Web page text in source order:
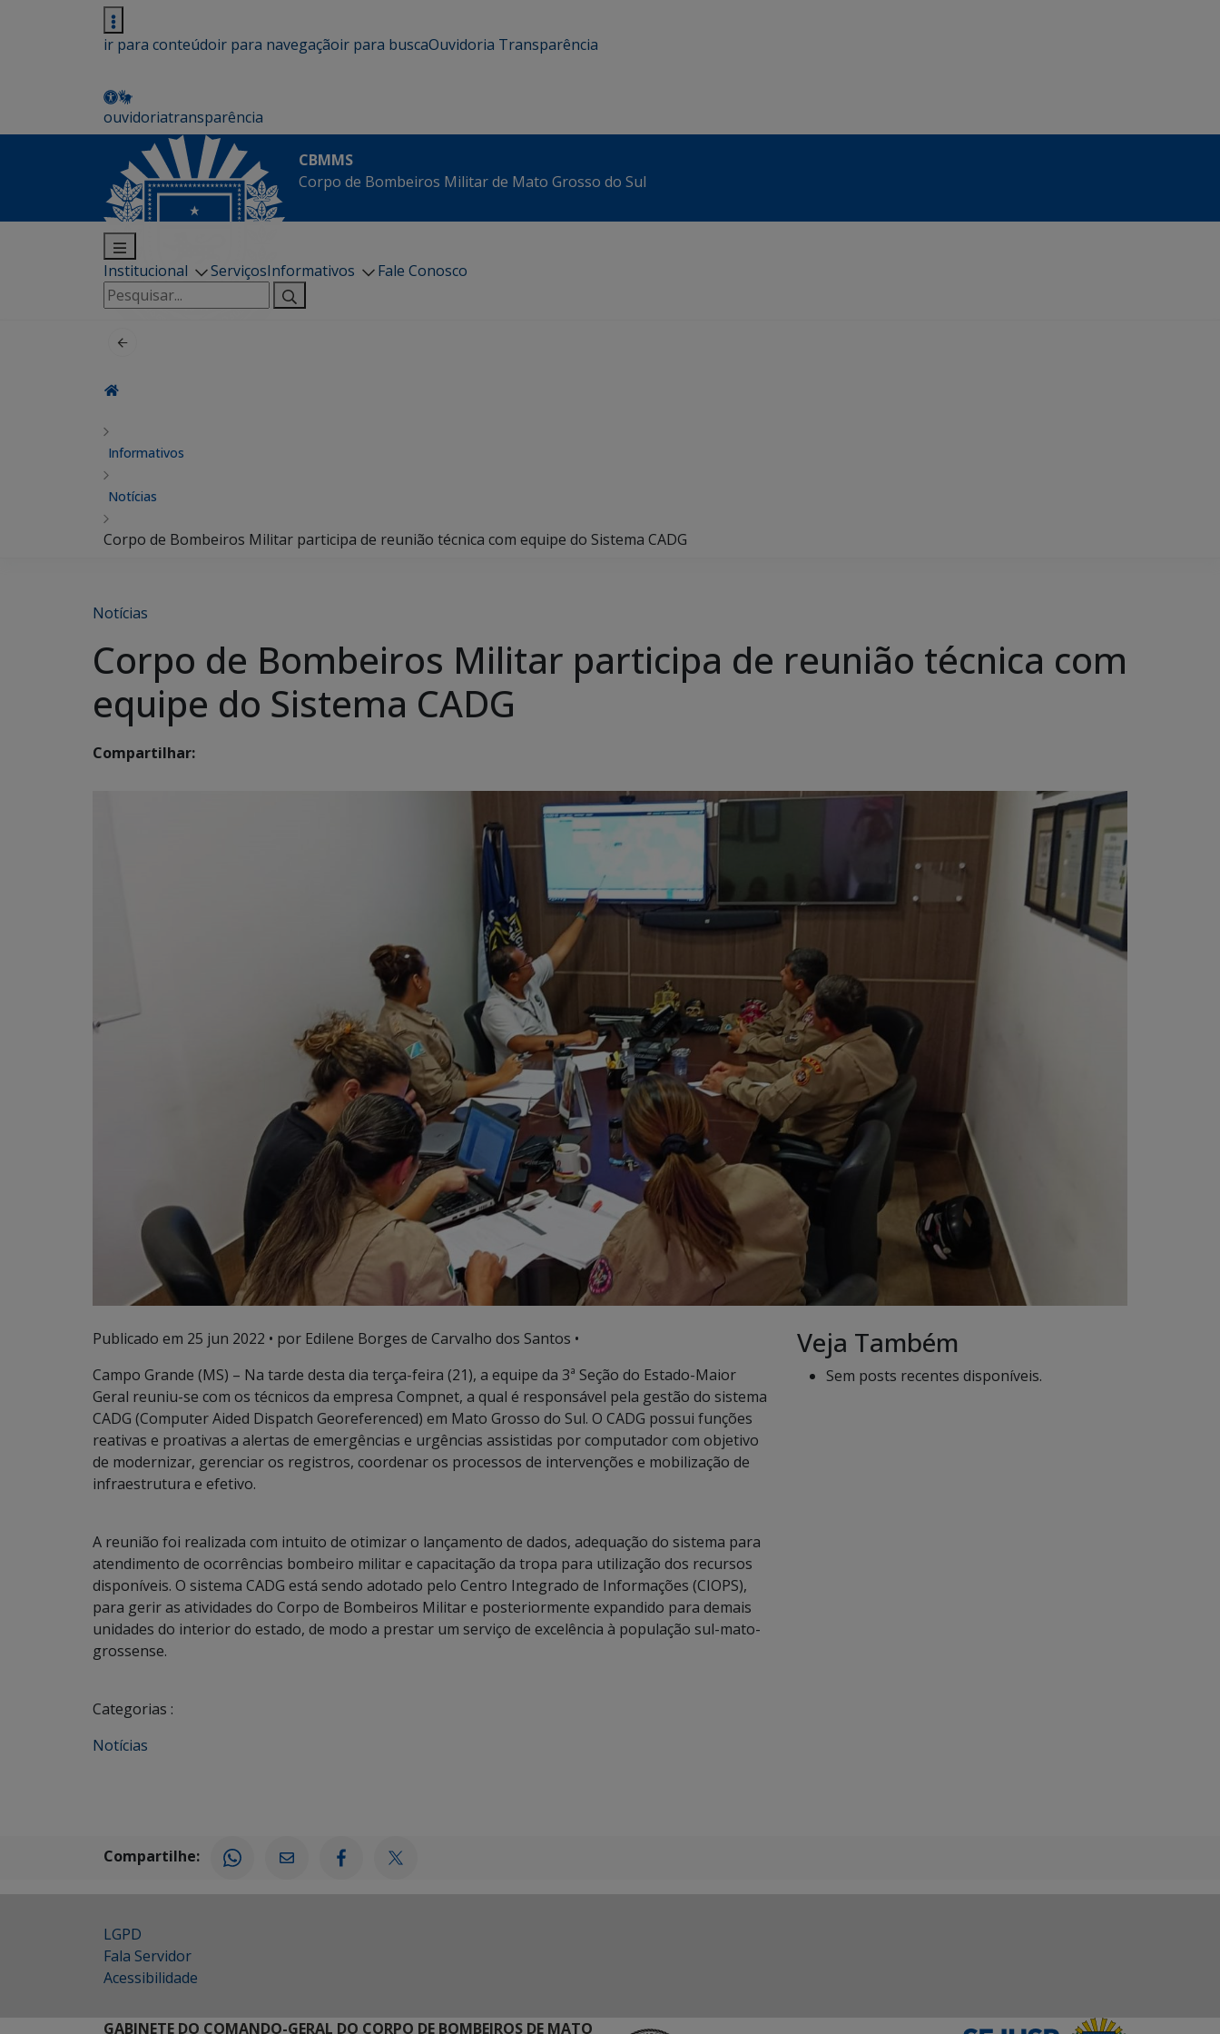
ir para conteúdoir para navegaçãoir para buscaOuvidoria Transparência
ouvidoriatransparência
CBMMS
Corpo de Bombeiros Militar de Mato Grosso do Sul
Institucional ServiçosInformativos
Fale Conosco
Pesquisar
por:
Informativos
Notícias
Corpo de Bombeiros Militar participa de reunião técnica com equipe do Sistema CADG
Notícias
Corpo de Bombeiros Militar participa de reunião técnica com
equipe do Sistema CADG
Compartilhar:
Publicado em 25 jun 2022 • por Edilene Borges de Carvalho dos Santos •
Campo Grande (MS) – Na tarde desta dia terça-feira (21), a equipe da 3ª Seção do Estado-Maior
Geral reuniu-se com os técnicos da empresa Compnet, a qual é responsável pela gestão do sistema
CADG (Computer Aided Dispatch Georeferenced) em Mato Grosso do Sul. O CADG possui funções
reativas e proativas a alertas de emergências e urgências assistidas por computador com objetivo
de modernizar, gerenciar os registros, coordenar os processos de intervenções e mobilização de
infraestrutura e efetivo.
A reunião foi realizada com intuito de otimizar o lançamento de dados, adequação do sistema para
atendimento de ocorrências bombeiro militar e capacitação da tropa para utilização dos recursos
disponíveis. O sistema CADG está sendo adotado pelo Centro Integrado de Informações (CIOPS),
para gerir as atividades do Corpo de Bombeiros Militar e posteriormente expandido para demais
unidades do interior do estado, de modo a prestar um serviço de excelência à população sul-mato-
grossense.
Categorias :
Notícias
Veja Também
Sem posts recentes disponíveis.
Compartilhe:
LGPD
Fala Servidor
Acessibilidade
GABINETE DO COMANDO-GERAL DO CORPO DE BOMBEIROS DE MATO